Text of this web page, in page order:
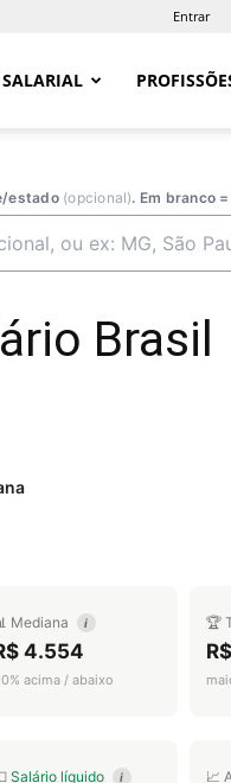
Entrar
estado (opcional). Em branco
Brasil
Mediana i
4.554
acima / abaixo
🏆
Salário líquido i 📈